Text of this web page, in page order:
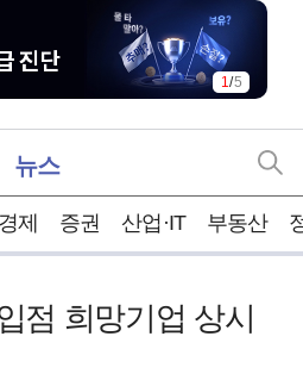
1/5
뉴스
경제 증권 산업·IT 부동산
점 희망기업 상시